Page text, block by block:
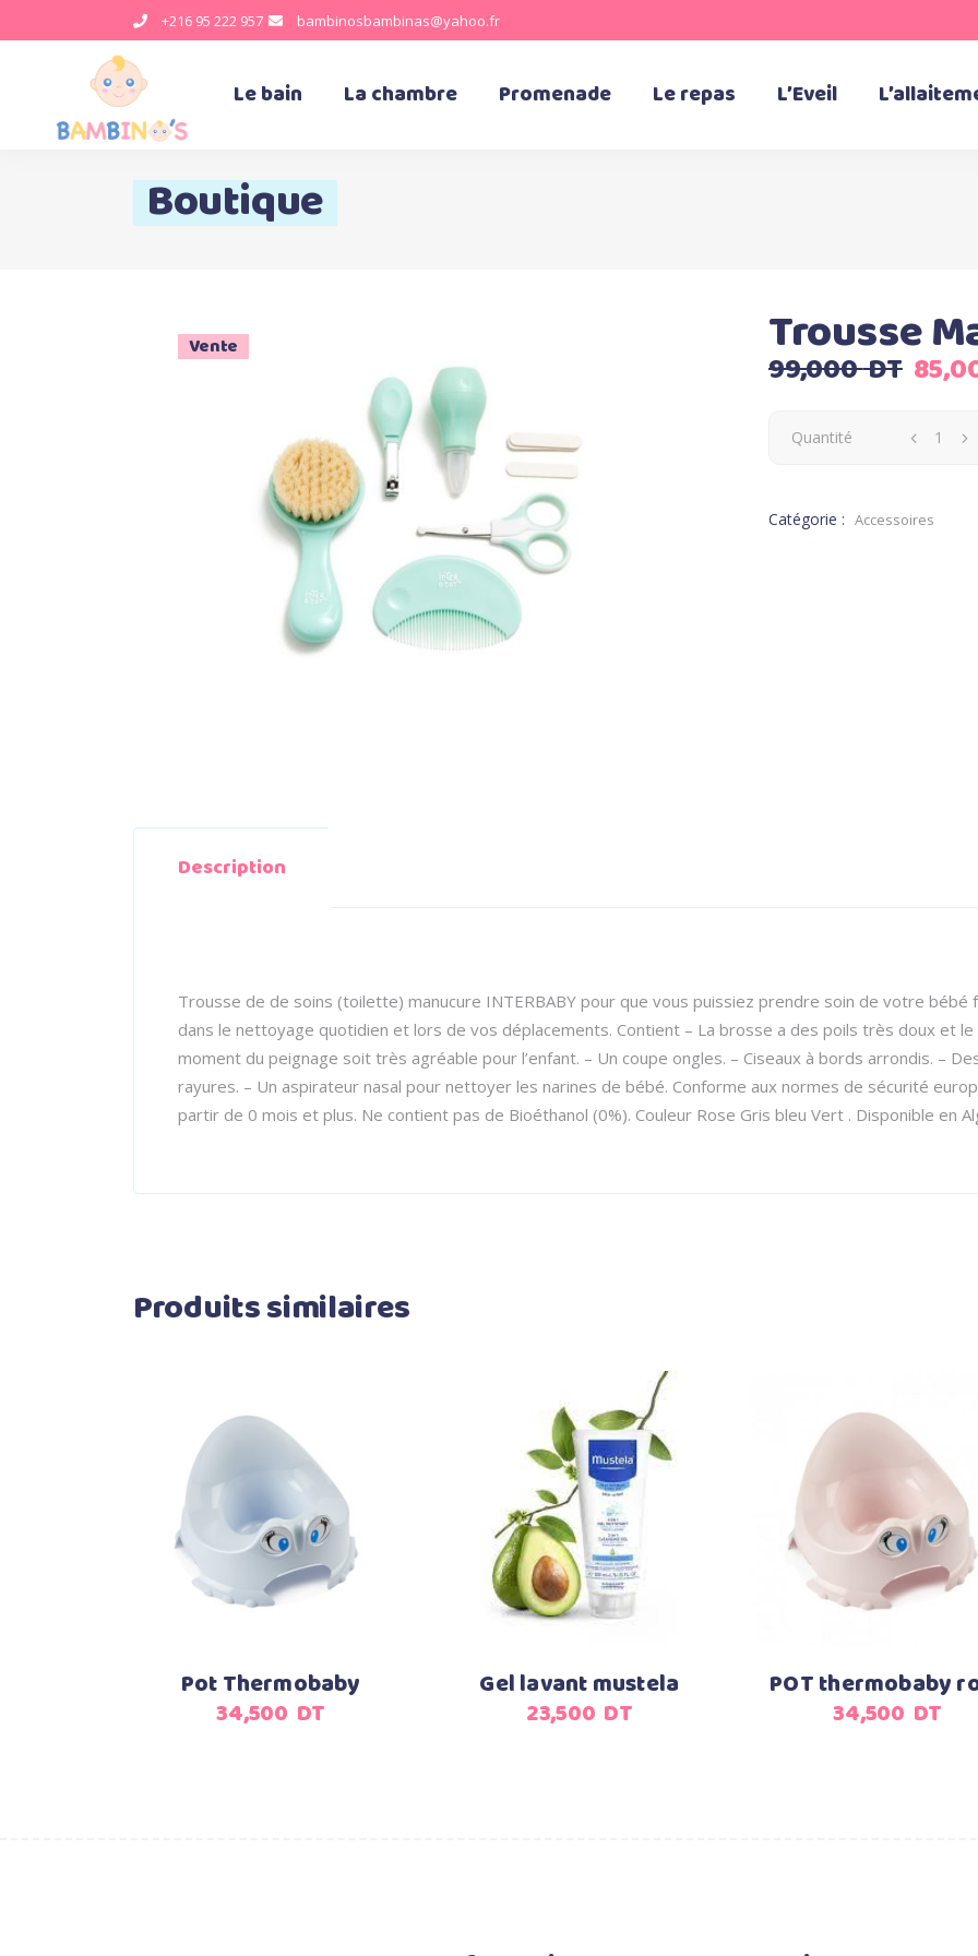
+216 95 222 957 bambinosbambinas@yahoo.fr
Le bain La chambre Promenade Le repas L’Eveil
Boutique
Vente Trousse
99,000DT Le
était
DT.
Quantité
Catégorie : Accessoires
Description
Trousse de de soins (toilette) manucure INTERBABY pour que vous puissiez prendre soin de votre
dans le nettoyage quotidien et lors de vos déplacements. Contient – La brosse a des poils très doux et
moment du peignage soit très agréable pour l’enfant. – Un coupe ongles. – Ciseaux à bords arrondis. –
rayures. – Un aspirateur nasal pour nettoyer les narines de bébé. Conforme aux normes de sécurité
partir de 0 mois et plus. Ne contient pas de Bioéthanol (0%). Couleur Rose Gris bleu Vert . Disponible en
Produits similaires
Ajouter au panier
Pot Thermobaby
34,500 DT
Ajouter au panier
Gel lavant mustela
23,500 DT
Ajouter au panier
POT thermobaby
34,500 DT